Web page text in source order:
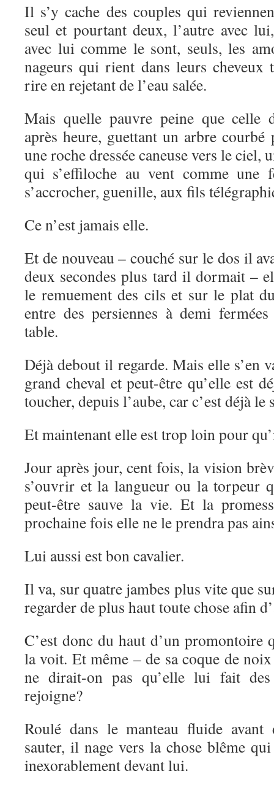
Il s’y cache des couples qui
seul et pourtant deux, l’autre avec
avec lui comme le sont, seuls, les
nageurs qui rient dans leurs cheveux
rire en rejetant de l’eau salée.
Mais quelle pauvre peine que celle
après heure, guettant un arbre
une roche dressée caneuse vers le ciel,
qui s’effiloche au vent comme une
s’accrocher, guenille, aux fils
Ce n’est jamais elle.
Et de nouveau – couché sur le dos il
deux secondes plus tard il dormait –
le remuement des cils et sur le plat
entre des persiennes à demi
table.
Déjà debout il regarde. Mais elle s’en
grand cheval et peut-être qu’elle est
toucher, depuis l’aube, car c’est déjà le
Et maintenant elle est trop loin pour
Jour après jour, cent fois, la vision
s’ouvrir et la langueur ou la torpeur
peut-être sauve la vie. Et la
prochaine fois elle ne le prendra pas
Lui aussi est bon cavalier.
Il va, sur quatre jambes plus vite que
regarder de plus haut toute chose afin
C’est donc du haut d’un promontoire
la voit. Et même – de sa coque de
ne dirait-on pas qu’elle lui fait
rejoigne?
Roulé dans le manteau fluide
sauter, il nage vers la chose blême
inexorablement devant lui.